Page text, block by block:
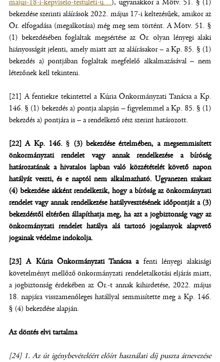
majus-18-i-kepviselo-testuleti-u…(új
ablakban
nyílik
meg)
), ugyanakkor a Mötv. 51. § (1)
bekezdése szerinti aláírások 2022. május 17-i keltezésűek, amikor az
Ör. elfogadása (megalkotása) még meg sem történt. A Mötv. 51. §
(1) bekezdésében foglaltak megsértése az Ör. olyan lényegi alaki
hiányosságát jelenti, amely miatt azt az aláírásakor – a Kp. 85. § (1)
bekezdés a) pontjában foglaltak megfelelő alkalmazásával – nem
létezőnek kell tekinteni.
[21] A fentiekre tekintettel a Kúria Önkormányzati Tanácsa a Kp.
146. § (1) bekezdés a) pontja alapján – figyelemmel a Kp. 85. § (1)
bekezdés a) pontjára is – a rendelkező rész szerint határozott.
[22]A Kp. 146. § (3) bekezdése értelmében, a megsemmisített
önkormányzati rendelet vagy annak rendelkezése a bíróság
határozatának a hivatalos lapban való közzétételét követő napon
hatályát veszti, és e naptól nem alkalmazható. Ugyanezen szakasz
(4) bekezdése akként rendelkezik, hogy a bíróság az önkormányzati
rendelet vagy annak rendelkezése hatályvesztésének időpontját a (3)
bekezdéstől eltérően állapíthatja meg, ha azt a jogbiztonság vagy az
önkormányzati rendelet hatálya alá tartozó jogalanyok alapvető
jogainak védelme indokolja.
[23]A Kúria Önkormányzati Tanácsa a fenti lényegi alakisági
követelményt mellőző önkormányzati rendeletalkotási eljárás miatt,
a jogbiztonság érdekében az Ör.-t annak kihirdetése, 2022. május
18. napjára visszamenőleges hatállyal semmisítette meg a Kp. 146.
§ (4) bekezdése alapján.
Az döntés elvi tartalma
[24] 1. Az út igénybevételéért előírt használati díj puszta átnevezése